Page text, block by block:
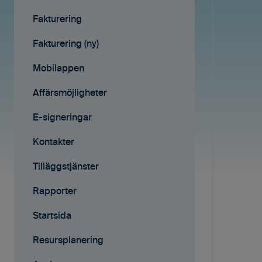
Avtal
Affärsmöjligheter
Rapporter
Samarbete
Mobilappen
Fakturering
Fakturering (ny)
Mobilappen
Affärsmöjligheter
E-signeringar
Kontakter
Tilläggstjänster
Rapporter
Startsida
Resursplanering